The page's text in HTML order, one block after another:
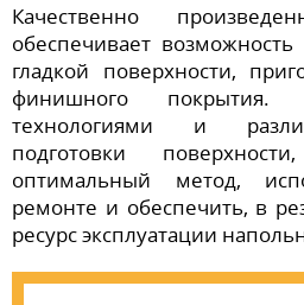
Качественно
обеспечивает
гладкой поверхности,
финишного покрытия.
технологиями и
подготовки
оптимальный метод,
ремонте и обеспечить, в
ресурс эксплуатации